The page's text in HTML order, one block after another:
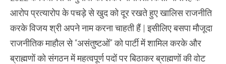
आरोप प्रत्यारोप के पचड़े से खुद को दूर रखते हुए खालिस राजनीति
करके विजय श्री अपने नाम करना चाहती हैं | इसीलिए बसपा मौजूदा
राजनीतिक माहौल से “असंतुष्टओं” को पार्टी में शामिल करके और
ब्राह्मणों को संगठन में महत्वपूर्ण पदों पर बिठाकर ब्राह्मणों की वोट